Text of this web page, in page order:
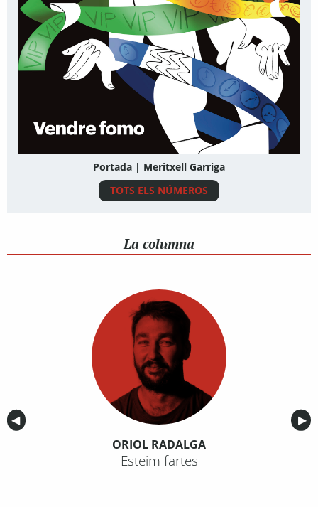
Portada | Meritxell Garriga
TOTS ELS NÚMEROS
La columna
Anterior
◀︎ ▶︎
ORIOL RADALGA
Esteim fartes